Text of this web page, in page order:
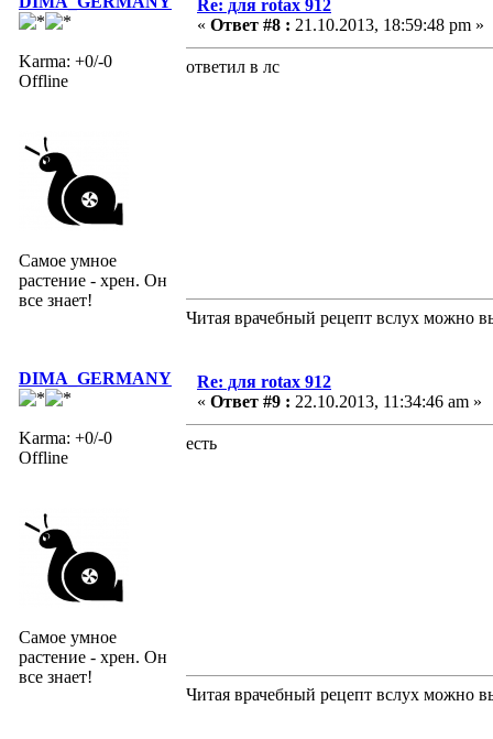
Karma: +0/-0
Offline
Самое умное
растение - хрен. Он
все знает!
Re: для rotax 912
« Ответ #8 : 21.10.2013, 18:59:48 pm »
ответил в лс
Читая врачебный рецепт вслух можно
DIMA_GERMANY
Karma: +0/-0
Offline
Самое умное
растение - хрен. Он
все знает!
Re: для rotax 912
« Ответ #9 : 22.10.2013, 11:34:46 am »
есть
Читая врачебный рецепт вслух можно